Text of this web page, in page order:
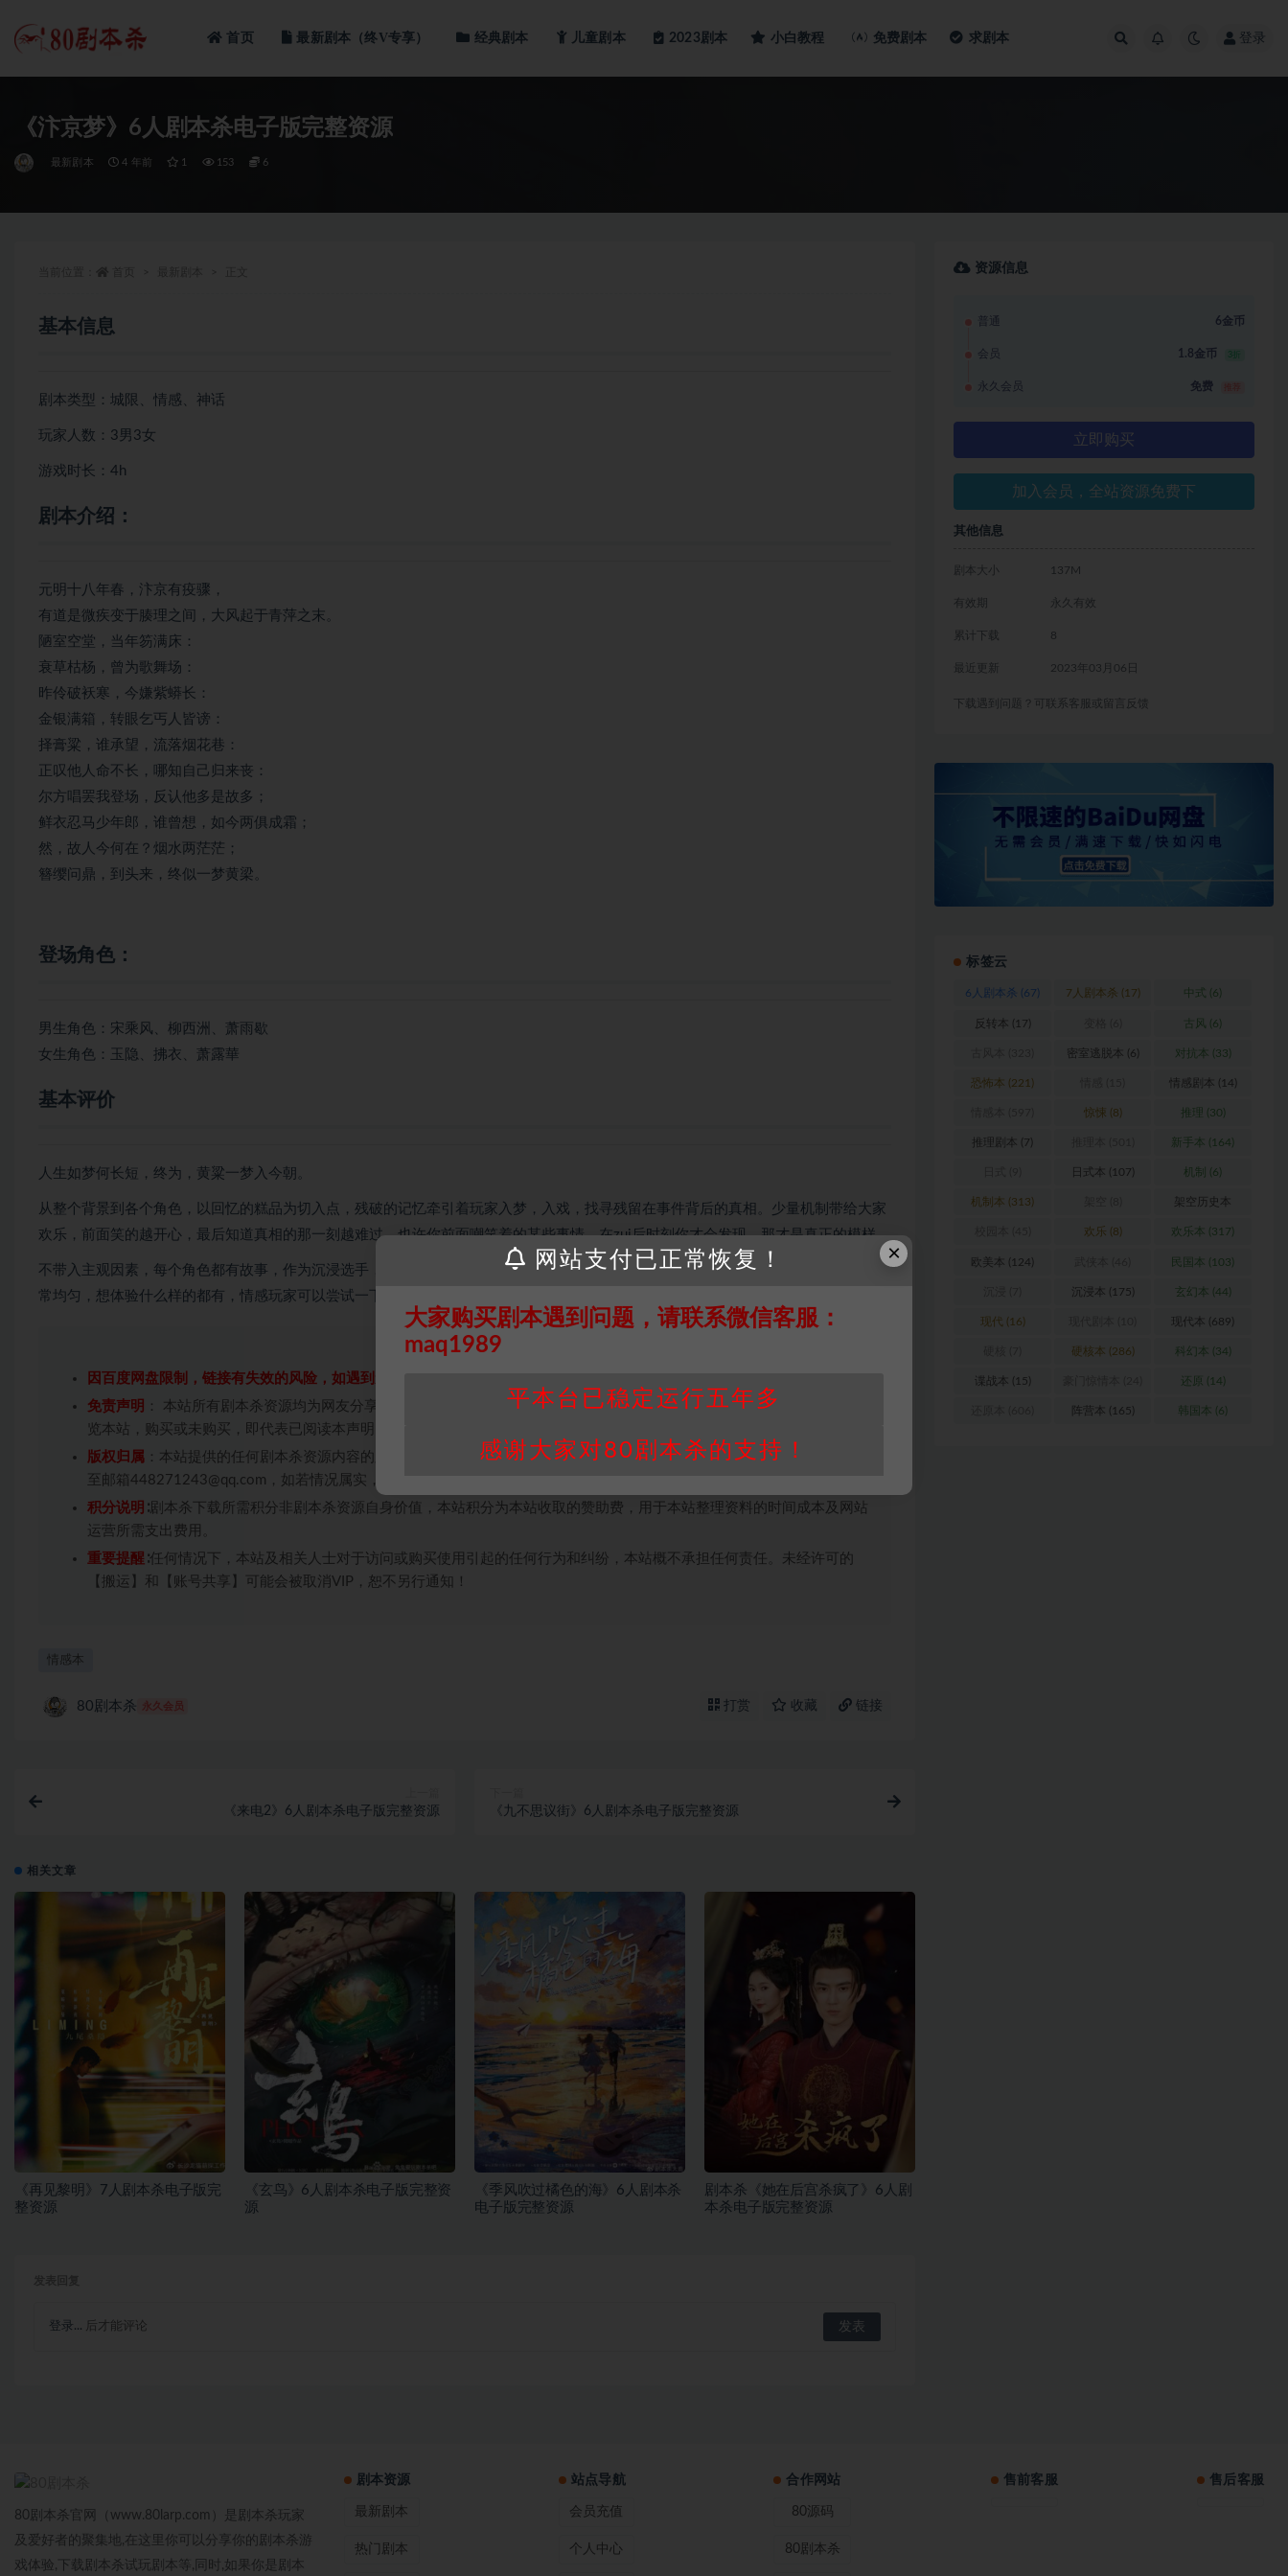
首页 最新剧本（终V专享） 经典剧本 儿童剧本 2023剧本 小白教程 免费剧本 求剧本 登录
《汴京梦》6人剧本杀电子版完整资源
最新剧本 4 年前 1 153 6
基本信息
剧本类型：城限、情感、神话
玩家人数：3男3女
游戏时长：4h
剧本介绍：
元明十八年春，汴京有疫骤，
有道是微疾变于腠理之间，大风起于青萍之末。
陋室空堂，当年笏满床：
衰草枯杨，曾为歌舞场：
昨伶破袄寒，今嫌紫蟒长：
金银满箱，转眼乞丐人皆谤：
择膏粱，谁承望，流落烟花巷：
正叹他人命不长，哪知自己归来丧：
尔方唱罢我登场，反认他多是故多；
鲜衣忍马少年郎，谁曾想，如今两俱成霜；
然，故人今何在？烟水两茫茫；
簪缨问鼎，到头来，终似一梦黄梁。
登场角色：
男生角色：宋乘风、柳西洲、萧雨歇
女生角色：玉隐、拂衣、萧露華
基本评价
人生如梦何长短，终为，黄粱一梦入今朝。
从整个背景到各个角色，以回忆的糕品为切入点，残破的记忆牵引着玩家入梦，入戏，找寻残留在事件背后的真相。少量机制带给大家
欢乐，前面笑的越开心，最后知道真相的那一刻越难过。也许你前面嘲笑着的某些事情，在zui后时刻你才会发现，那才是真正的模样。
不带入主观因素，每个角色都有故事，作为沉浸选手，讲述三个故事的时候都哭了，只是到自己的时候哭的比较凶罢了。情感分布的非
常均匀，想体验什么样的都有，情感玩家可以尝试一下。
因百度网盘限制，链接有失效的风险，如遇到无效链接请联系客服补发！！！网盘不限速下载神器→
免责声明 ： 本站所有剧本杀资源均为网友分享投稿+个人整理而来，仅供学习研究使用，请勿用于商业用途!任何人访问、浏
览本站，购买或未购买，即代表已阅读本声明，理解并同意受本条约约束，并遵守所有适用的法律法规。
版权归属 ：本站提供的任何剧本杀资源内容的版权均属于机关版权或权利人。如有侵权，请发邮件通知并提供相关证实资料
至邮箱448271243@qq.com，如若情况属实，我们将会在三天内下架相关剧本攻略。
积分说明 ∶剧本杀下载所需积分非剧本杀资源自身价值，本站积分为本站收取的赞助费，用于本站整理资料的时间成本及网站
运营所需支出费用。
重要提醒 ∶任何情况下，本站及相关人士对于访问或购买使用引起的任何行为和纠纷，本站概不承担任何责任。未经许可的
【搬运】和【账号共享】可能会被取消VIP，恕不另行通知！
情感本
80剧本杀 永久会员 打赏 收藏 链接
《来电2》6人剧本杀电子版完整资源 《九不思议街》6人剧本杀电子版完整资源
相关文章
《再见黎明》7人剧本杀电子版完
整资源
《玄鸟》6人剧本杀电子版完整资
源
《季风吹过橘色的海》6人剧本杀
电子版完整资源
剧本杀《她在后宫杀疯了》6人剧
本杀电子版完整资源
登录... 后才能评论
资源信息
普通 6金币
会员 1.8金币 3折
永久会员 免费
立即购买
加入会员，全站资源免费下
其他信息
剧本大小 137M
有效期 永久有效
累计下载 8
最近更新 2023年03月06日
下载遇到问题？可联系客服或留言反馈
标签云
6人剧本杀 (67) 7人剧本杀 (17) 中式 (6)
反转本 (17) 古风 (6)
密室逃脱本 (6) 对抗本 (33)
恐怖本 (221) 情感剧本 (14)
惊悚 (8) 推理 (30)
推理剧本 (7) 新手本 (164)
日式本 (107) 机制 (6)
机制本 (313) 架空历史本
(102)
欢乐 (8) 欢乐本 (317)
欧美本 (124) 民国本 (103)
沉浸本 (175) 玄幻本 (44)
现代 (16) 现代本 (689)
硬核本 (286) 科幻本 (34)
谍战本 (15) 还原 (14)
阵营本 (165) 韩国本 (6)
80剧本杀官网（www.80larp.com）是剧本杀玩家
及爱好者的聚集地,在这里你可以分享你的剧本杀游
戏体验,下载剧本杀试玩剧本等,同时,如果你是剧本
剧本资源
最新剧本
热门剧本
站点导航
会员充值
个人中心
合作网站
80源码
80剧本杀
售前客服 售后客服
×
网站支付已正常恢复！
大家购买剧本遇到问题，请联系微信客服：
maq1989
平本台已稳定运行五年多
感谢大家对80剧本杀的支持！